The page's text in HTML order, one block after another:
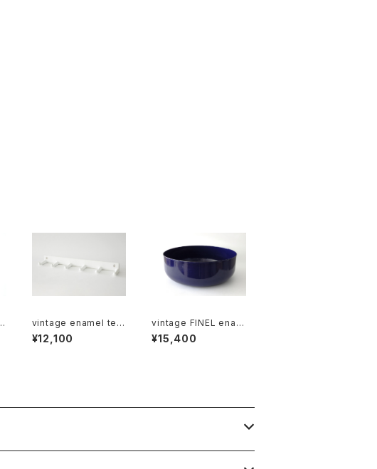
vintage enamel tea
towel rack sextuple
/ ヴィンテージ ホーロ
¥12,100
vintage FINEL enam
el bowl L / ヴィンテー
ジ カイ・フランク ホー
¥15,400